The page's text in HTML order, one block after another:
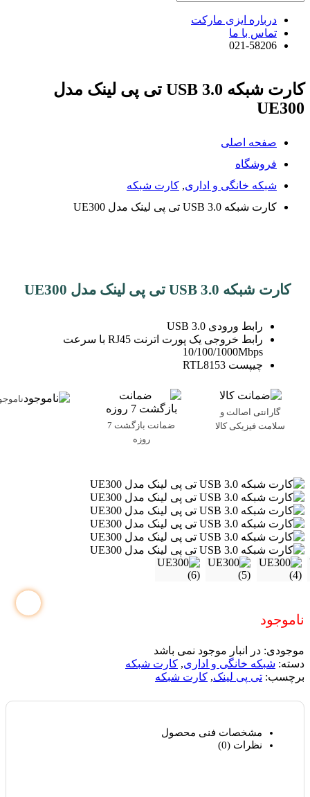
درباره ایزی مارکت
تماس با ما
021-58206
کارت شبکه USB 3.0 تی پی لینک مدل
UE300
صفحه اصلی
فروشگاه
شبکه خانگی و اداری, کارت شبکه
کارت شبکه USB 3.0 تی پی لینک مدل UE300
کارت شبکه USB 3.0 تی پی لینک مدل UE300
رابط ورودی USB 3.0
رابط خروجی یک پورت اترنت RJ45 با سرعت
10/100/1000Mbps
چیپست RTL8153
گارانتی اصالت و
سلامت فیزیکی کالا
ضمانت بازگشت 7
روزه
ناموجود
موجودی: در انبار موجود نمی باشد
دسته: شبکه خانگی و اداری, کارت شبکه
برچسب: تی پی لینک, کارت شبکه
مشخصات فنی محصول
نظرات (0)